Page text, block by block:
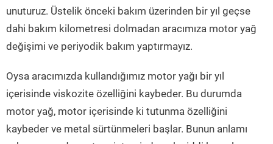
unuturuz. Üstelik önceki bakım üzerinden bir yıl geçse
dahi bakım kilometresi dolmadan aracımıza motor yağ
değişimi ve periyodik bakım yaptırmayız.
Oysa aracımızda kullandığımız motor yağı bir yıl
içerisinde viskozite özelliğini kaybeder. Bu durumda
motor yağ, motor içerisinde ki tutunma özelliğini
kaybeder ve metal sürtünmeleri başlar. Bunun anlamı